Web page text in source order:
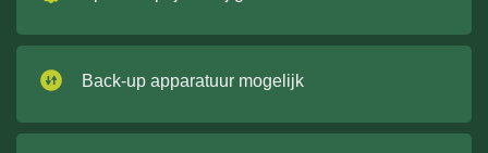
Back-up apparatuur mogelijk